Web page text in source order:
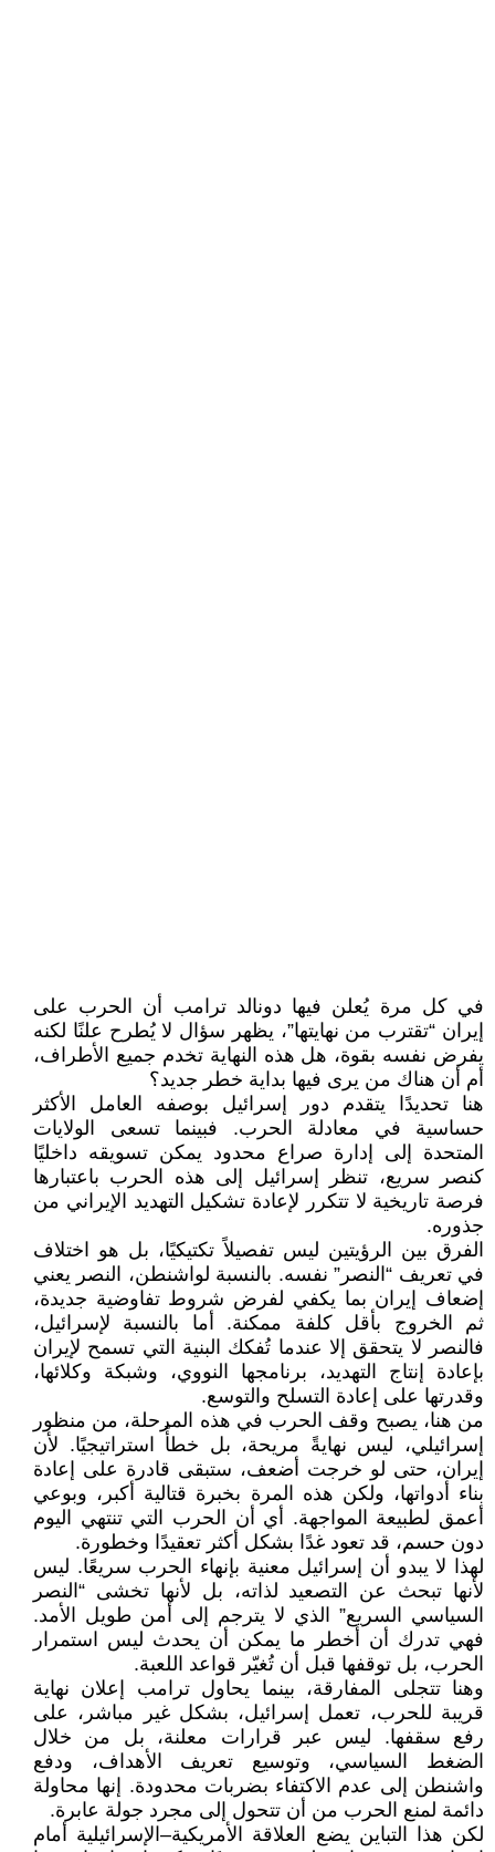
في كل مرة يُعلن فيها دونالد ترامب أن الحرب على
إيران “تقترب من نهايتها”، يظهر سؤال لا يُطرح علنًا لكنه
يفرض نفسه بقوة، هل هذه النهاية تخدم جميع الأطراف،
أم أن هناك من يرى فيها بداية خطر جديد؟
هنا تحديدًا يتقدم دور إسرائيل بوصفه العامل الأكثر
حساسية في معادلة الحرب. فبينما تسعى الولايات
المتحدة إلى إدارة صراع محدود يمكن تسويقه داخليًا
كنصر سريع، تنظر إسرائيل إلى هذه الحرب باعتبارها
فرصة تاريخية لا تتكرر لإعادة تشكيل التهديد الإيراني من
جذوره.
الفرق بين الرؤيتين ليس تفصيلاً تكتيكيًا، بل هو اختلاف
في تعريف “النصر” نفسه. بالنسبة لواشنطن، النصر يعني
إضعاف إيران بما يكفي لفرض شروط تفاوضية جديدة،
ثم الخروج بأقل كلفة ممكنة. أما بالنسبة لإسرائيل،
فالنصر لا يتحقق إلا عندما تُفكك البنية التي تسمح لإيران
بإعادة إنتاج التهديد، برنامجها النووي، وشبكة وكلائها،
وقدرتها على إعادة التسلح والتوسع.
من هنا، يصبح وقف الحرب في هذه المرحلة، من منظور
إسرائيلي، ليس نهايةً مريحة، بل خطأً استراتيجيًا. لأن
إيران، حتى لو خرجت أضعف، ستبقى قادرة على إعادة
بناء أدواتها، ولكن هذه المرة بخبرة قتالية أكبر، وبوعي
أعمق لطبيعة المواجهة. أي أن الحرب التي تنتهي اليوم
دون حسم، قد تعود غدًا بشكل أكثر تعقيدًا وخطورة.
لهذا لا يبدو أن إسرائيل معنية بإنهاء الحرب سريعًا. ليس
لأنها تبحث عن التصعيد لذاته، بل لأنها تخشى “النصر
السياسي السريع” الذي لا يترجم إلى أمن طويل الأمد.
فهي تدرك أن أخطر ما يمكن أن يحدث ليس استمرار
الحرب، بل توقفها قبل أن تُغيّر قواعد اللعبة.
وهنا تتجلى المفارقة، بينما يحاول ترامب إعلان نهاية
قريبة للحرب، تعمل إسرائيل، بشكل غير مباشر، على
رفع سقفها. ليس عبر قرارات معلنة، بل من خلال
الضغط السياسي، وتوسيع تعريف الأهداف، ودفع
واشنطن إلى عدم الاكتفاء بضربات محدودة. إنها محاولة
دائمة لمنع الحرب من أن تتحول إلى مجرد جولة عابرة.
لكن هذا التباين يضع العلاقة الأمريكية–الإسرائيلية أمام